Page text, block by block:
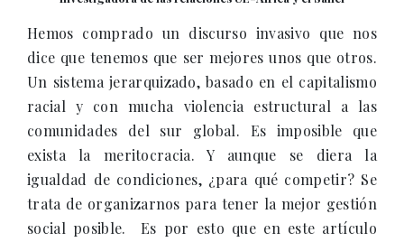
Hemos comprado un discurso invasivo que nos
dice que tenemos que ser mejores unos que otros.
Un sistema jerarquizado, basado en el capitalismo
racial y con mucha violencia estructural a las
comunidades del sur global. Es imposible que
exista la meritocracia. Y aunque se diera la
igualdad de condiciones, ¿para qué competir? Se
trata de organizarnos para tener la mejor gestión
social posible. Es por esto que en este artículo